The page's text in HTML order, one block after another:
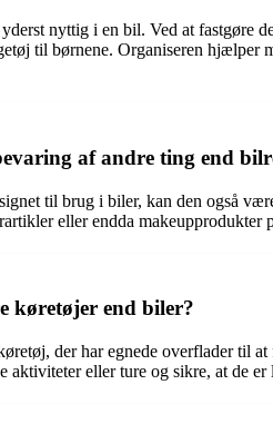
nyttig i en bil. Ved at fastgøre
til børnene. Organiseren
af andre ting end
til brug i biler, kan den også
eller endda
køretøjer end biler?
der har egnede overflader
aktiviteter eller ture og sikre, at de